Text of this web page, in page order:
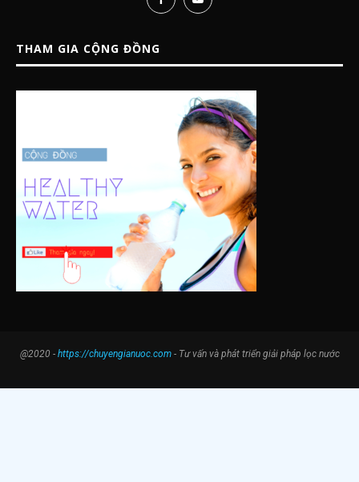
THAM GIA CỘNG ĐỒNG
@2020 - https://chuyengianuoc.com- Tư vấn và phát triển giải pháp lọc nước